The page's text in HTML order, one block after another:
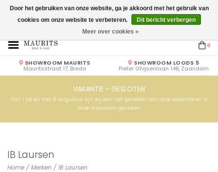
Openingstijden: Vrijdag & Zaterdag 10.00u - 17.00u of op afspraak!
0
SHOWROOM MAURITS
Mauritsstraat 17, Breda
SHOWROOM LOODS 5
Pieter Ghijsenlaan 14B, Zaandam
VAKANTIE - GESLOTEN
Van 1 tot en met 8 augustus zijn wij aan het genieten van onze vakantie en is
onze showroom gesloten.
IB Laursen
Home / Merken / IB Laursen
Door het gebruiken van onze website, ga je akkoord met het gebruik van
cookies om onze website te verbeteren.
Dit bericht verbergen
Meer over cookies »